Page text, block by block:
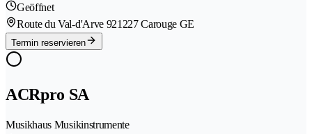
Geöffnet
Route du Val-d'Arve 921227 Carouge GE
Termin reservieren
ACRpro SA
Musikhaus Musikinstrumente